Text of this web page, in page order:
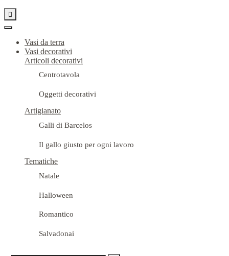

Vasi da terra
Vasi decorativi
Articoli decorativi
Centrotavola
Oggetti decorativi
Artigianato
Galli di Barcelos
Il gallo giusto per ogni lavoro
Tematiche
Natale
Halloween
Romantico
Salvadonai